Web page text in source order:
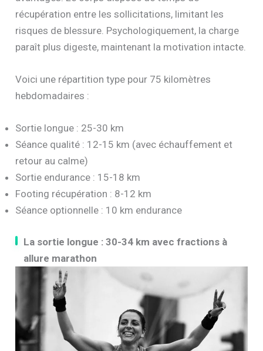
récupération entre les sollicitations, limitant les
risques de blessure. Psychologiquement, la charge
paraît plus digeste, maintenant la motivation intacte.
Voici une répartition type pour 75 kilomètres
hebdomadaires :
Sortie longue : 25-30 km
Séance qualité : 12-15 km (avec échauffement et
retour au calme)
Sortie endurance : 15-18 km
Footing récupération : 8-12 km
Séance optionnelle : 10 km endurance
La sortie longue : 30-34 km avec fractions à
allure marathon